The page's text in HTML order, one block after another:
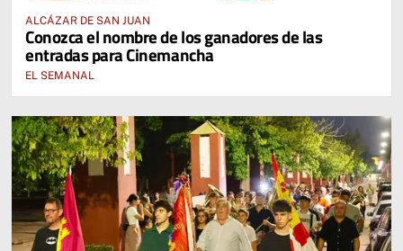
ALCÁZAR DE SAN JUAN
Conozca el nombre de los ganadores de las
entradas para Cinemancha
EL SEMANAL